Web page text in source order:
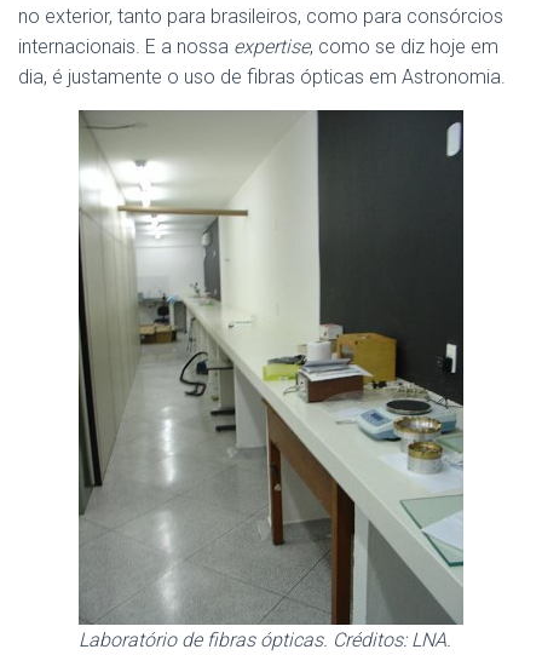
no exterior, tanto para brasileiros, como para consórcios
internacionais. E a nossa expertise, como se diz hoje em
dia, é justamente o uso de fibras ópticas em Astronomia.
Laboratório de fibras ópticas. Créditos: LNA.